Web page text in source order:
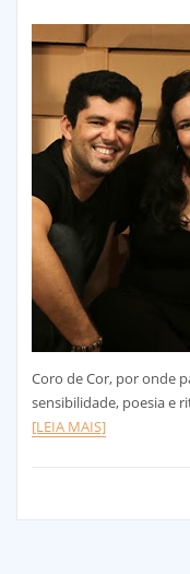
Coro de Cor, por onde
sensibilidade, poesia e
[LEIA MAIS]